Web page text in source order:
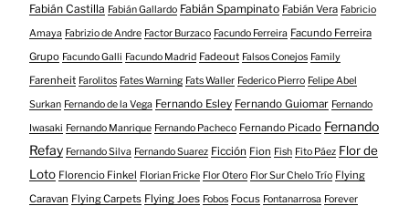
Fabián Castilla Fabián Gallardo Fabián Spampinato Fabián Vera Fabricio
Amaya Fabrizio de Andre Factor Burzaco Facundo Ferreira Facundo Ferreira
Grupo Facundo Galli Facundo Madrid Fadeout Falsos Conejos Family
Farenheit Farolitos Fates Warning Fats Waller Federico Pierro Felipe Abel
Surkan Fernando de la Vega Fernando Esley Fernando Guiomar Fernando
Iwasaki Fernando Manrique Fernando Pacheco Fernando Picado Fernando
Refay Fernando Silva Fernando Suarez Ficción Fion Fish Fito Páez Flor de
Loto Florencio Finkel Florian Fricke Flor Otero Flor Sur Chelo Trío Flying
Caravan Flying Carpets Flying Joes Fobos Focus Fontanarrosa Forever